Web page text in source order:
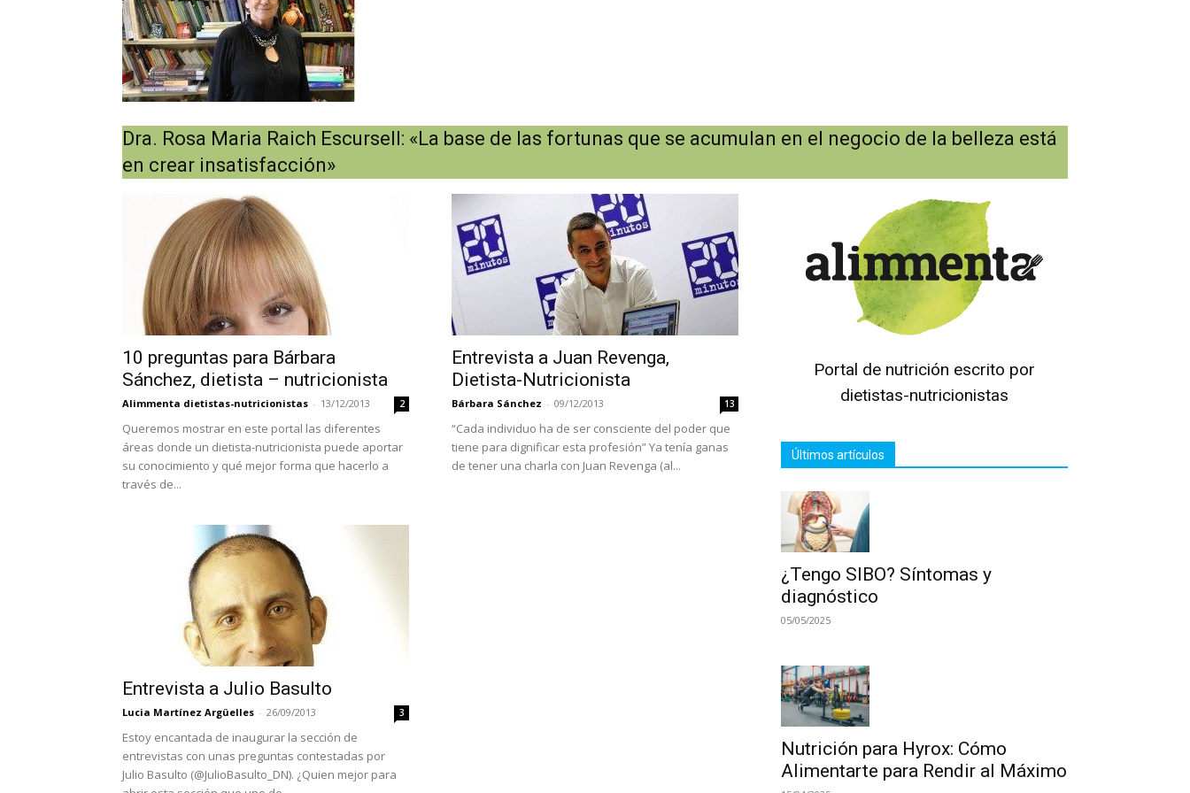
Dra. Rosa Maria Raich Escursell: «La base de las fortunas que se acumulan en el negocio de la belleza está
en crear insatisfacción»
10 preguntas para Bárbara
Sánchez, dietista – nutricionista
Alimmenta dietistas-nutricionistas - 13/12/2013 2
Queremos mostrar en este portal las diferentes
áreas donde un dietista-nutricionista puede aportar
su conocimiento y qué mejor forma que hacerlo a
través de...
Entrevista a Juan Revenga,
Dietista-Nutricionista
Bárbara Sánchez - 09/12/2013 13
“Cada individuo ha de ser consciente del poder que
tiene para dignificar esta profesión” Ya tenía ganas
de tener una charla con Juan Revenga (al...
Entrevista a Julio Basulto
Lucia Martínez Argüelles - 26/09/2013 3
Estoy encantada de inaugurar la sección de
entrevistas con unas preguntas contestadas por
Julio Basulto (@JulioBasulto_DN). ¿Quien mejor para
Portal de nutrición escrito por
dietistas-nutricionistas
Últimos artículos
¿Tengo SIBO? Síntomas y
diagnóstico
05/05/2025
Nutrición para Hyrox: Cómo
Alimentarte para Rendir al Máximo